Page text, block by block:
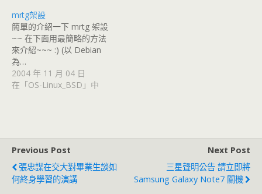
mrtg架設
簡單的介紹一下 mrtg 架設
~~ 在下面用最簡略的方法
來介紹~~~ :) (以 Debian
為…
2004 年 11 月 04 日
在「OS-Linux_BSD」中
Previous Post
張忠謀在交大對畢業生談如
何終身學習的演講
Next Post
三星聲明公告 請立即將
Samsung Galaxy Note7 關機